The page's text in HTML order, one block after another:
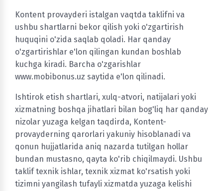
Kontent provayderi istalgan vaqtda taklifni va
ushbu shartlarni bekor qilish yoki o'zgartirish
huquqini o'zida saqlab qoladi. Har qanday
o'zgartirishlar e'lon qilingan kundan boshlab
kuchga kiradi. Barcha o'zgarishlar
www.mobibonus.uz saytida e'lon qilinadi.
Ishtirok etish shartlari, xulq-atvori, natijalari yoki
xizmatning boshqa jihatlari bilan bog'liq har qanday
nizolar yuzaga kelgan taqdirda, Kontent-
provayderning qarorlari yakuniy hisoblanadi va
qonun hujjatlarida aniq nazarda tutilgan hollar
bundan mustasno, qayta ko'rib chiqilmaydi. Ushbu
taklif texnik ishlar, texnik xizmat ko'rsatish yoki
tizimni yangilash tufayli xizmatda yuzaga kelishi